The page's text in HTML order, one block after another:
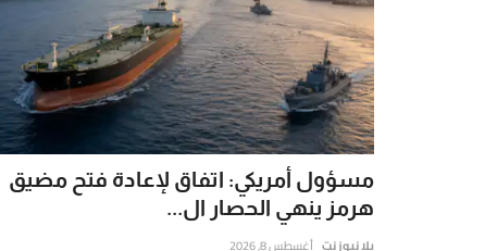
مسؤول أمريكي: اتفاق لإعادة فتح مضيق
هرمز ينهي الحصار ال...
يلا نيوز نت أغسطس 8, 2026